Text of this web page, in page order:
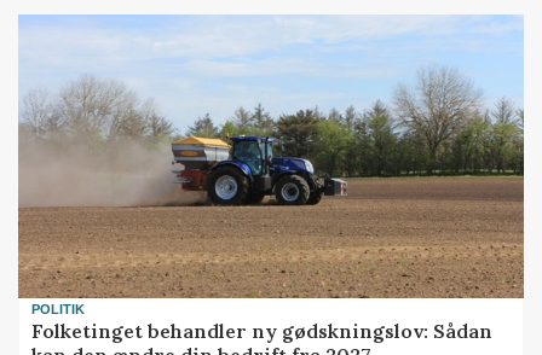
POLITIK
Folketinget behandler ny gødskningslov: Sådan